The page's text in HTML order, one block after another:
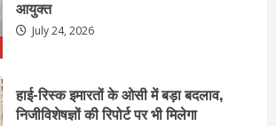
प्रमाणपत्र
July 24, 2026
एचईआरसी के अध्यक्ष नंद लाल का निधन